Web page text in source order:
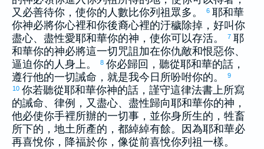
又必善待你，使你的人數比你列祖眾多。
6 耶和華
你神必將你心裡和你後裔心裡的汙穢除掉，好叫你
盡心、盡性愛耶和華你的神，使你可以存活。
7 耶
和華你的神必將這一切咒詛加在你仇敵和恨惡你、
逼迫你的人身上。
8 你必歸回，聽從耶和華的話，
遵行他的一切誡命，就是我今日所吩咐你的。
9
10 你若聽從耶和華你神的話，謹守這律法書上所寫
的誡命、律例，又盡心、盡性歸向耶和華你的神，
他必使你手裡所辦的一切事，並你身所生的，牲畜
所下的，地土所產的，都綽綽有餘。因為耶和華必
再喜悅你，降福於你，像從前喜悅你列祖一樣。